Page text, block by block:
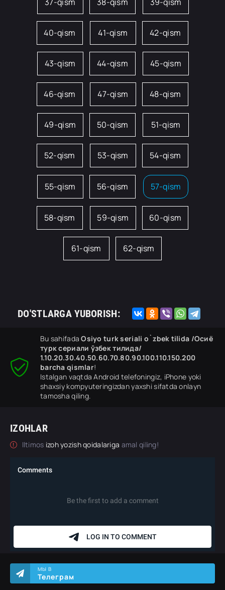
40-qism 41-qism 42-qism
43-qism 44-qism 45-qism
46-qism 47-qism 48-qism
49-qism 50-qism 51-qism
52-qism 53-qism 54-qism
55-qism 56-qism 57-qism
58-qism 59-qism 60-qism
61-qism 62-qism
DO'STLARGA YUBORISH:
Bu sahifadaOsiyo turk seriali o`zbek tilida /Осиё
турк сериали ўзбек тилида/
1.10.20.30.40.50.60.70.80.90.100.110.150.200
barcha qismlar!
Istalgan vaqtda Android telefoningiz, iPhone yoki
shaxsiy kompyuteringizdan yaxshi sifatda onlayn
tamosha qiling.
IZOHLAR
Iltimos izoh yozish qoidalariga amal qiling!
МЫ В
Телеграм